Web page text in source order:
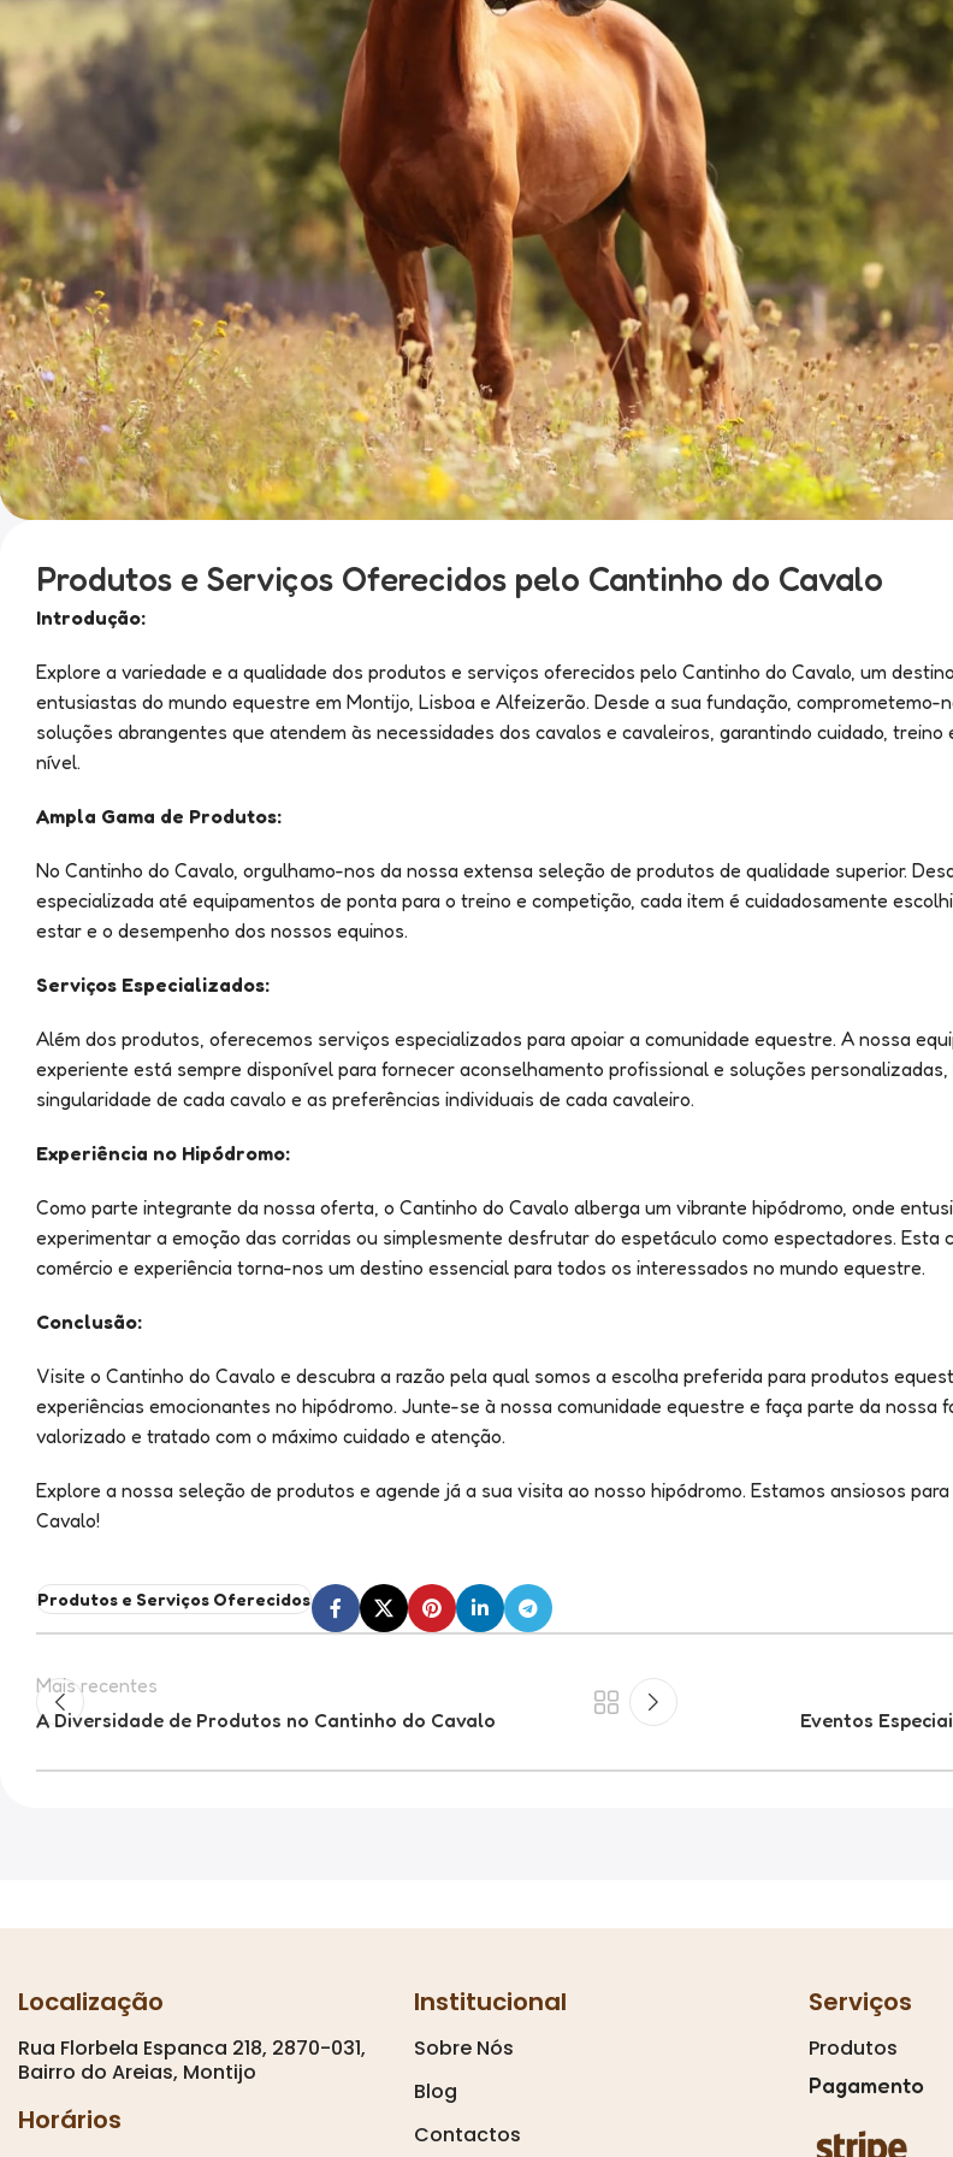
Produtos e Serviços Oferecidos pelo Cantinho do Cavalo
Introdução:
Explore a variedade e a qualidade dos produtos e serviços oferecidos pelo Cantinho do Cavalo, um
entusiastas do mundo equestre em Montijo, Lisboa e Alfeizerão. Desde a sua fundação, comprometemo-
soluções abrangentes que atendem às necessidades dos cavalos e cavaleiros, garantindo cuidado, treino
nível.
Ampla Gama de Produtos:
No Cantinho do Cavalo, orgulhamo-nos da nossa extensa seleção de produtos de qualidade superior.
especializada até equipamentos de ponta para o treino e competição, cada item é cuidadosamente
estar e o desempenho dos nossos equinos.
Serviços Especializados:
Além dos produtos, oferecemos serviços especializados para apoiar a comunidade equestre. A nossa
experiente está sempre disponível para fornecer aconselhamento profissional e soluções
singularidade de cada cavalo e as preferências individuais de cada cavaleiro.
Experiência no Hipódromo:
Como parte integrante da nossa oferta, o Cantinho do Cavalo alberga um vibrante hipódromo, onde
experimentar a emoção das corridas ou simplesmente desfrutar do espetáculo como espectadores. Esta
comércio e experiência torna-nos um destino essencial para todos os interessados no mundo equestre.
Conclusão:
Visite o Cantinho do Cavalo e descubra a razão pela qual somos a escolha preferida para produtos
experiências emocionantes no hipódromo. Junte-se à nossa comunidade equestre e faça parte da nossa
valorizado e tratado com o máximo cuidado e atenção.
Explore a nossa seleção de produtos e agende já a sua visita ao nosso hipódromo. Estamos ansiosos
Cavalo!
Produtos e Serviços Oferecidos
Mais recentes
A Diversidade de Produtos no Cantinho do Cavalo
Eventos
Localização
Rua Florbela Espanca 218, 2870-031,
Bairro do Areias, Montijo
Horários
Institucional
Sobre Nós
Blog
Contactos
Serviços
Produtos
Pagamento